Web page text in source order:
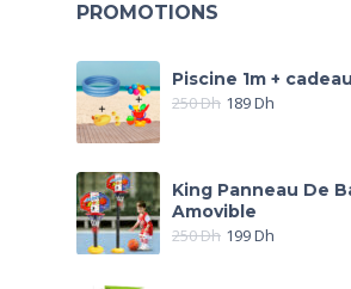
PROMOTIONS
Piscine 1m +
250Dh 189Dh
King Panneau De
Amovible
250Dh 199Dh